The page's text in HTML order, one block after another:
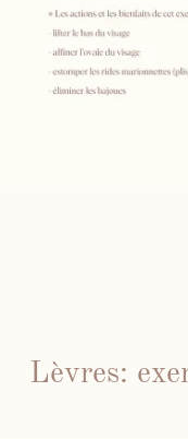
Lèvres: